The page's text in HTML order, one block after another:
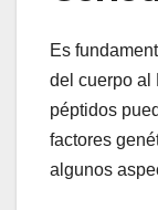
Es
del cuerpo al
péptidos
factores
algunos